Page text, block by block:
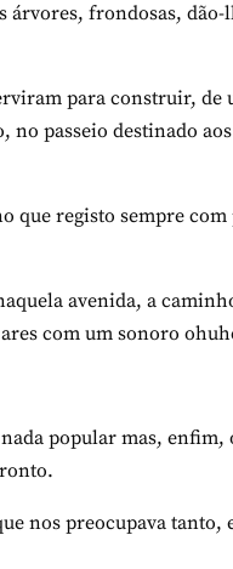
frondosas, dão-
para construir,
passeio destinado
que registo sempre
avenida, a
com um sonoro
popular mas,
nos preocupava tanto,